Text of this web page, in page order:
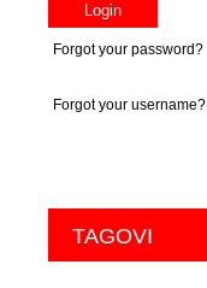
Forgot your password?
Forgot your username?
TAGOVI